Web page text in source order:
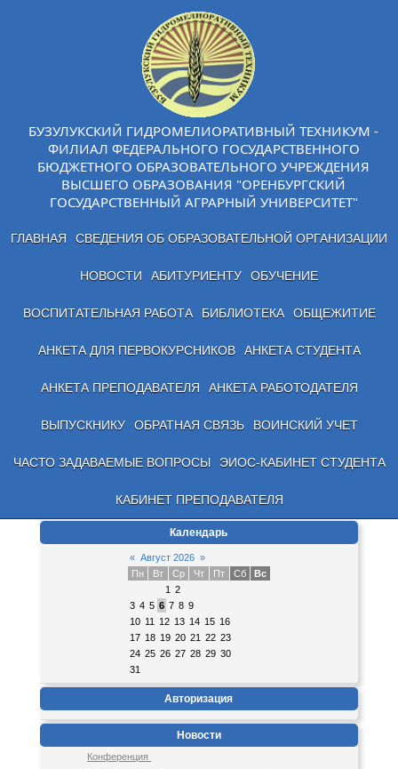
БУЗУЛУКСКИЙ ГИДРОМЕЛИОРАТИВНЫЙ ТЕХНИКУМ -
ФИЛИАЛ ФЕДЕРАЛЬНОГО ГОСУДАРСТВЕННОГО
БЮДЖЕТНОГО ОБРАЗОВАТЕЛЬНОГО УЧРЕЖДЕНИЯ
ВЫСШЕГО ОБРАЗОВАНИЯ "ОРЕНБУРГСКИЙ
ГОСУДАРСТВЕННЫЙ АГРАРНЫЙ УНИВЕРСИТЕТ"
ГЛАВНАЯ СВЕДЕНИЯ ОБ ОБРАЗОВАТЕЛЬНОЙ ОРГАНИЗАЦИИ
НОВОСТИ АБИТУРИЕНТУ ОБУЧЕНИЕ
ВОСПИТАТЕЛЬНАЯ РАБОТА БИБЛИОТЕКА ОБЩЕЖИТИЕ
АНКЕТА ДЛЯ ПЕРВОКУРСНИКОВ АНКЕТА СТУДЕНТА
АНКЕТА ПРЕПОДАВАТЕЛЯ АНКЕТА РАБОТОДАТЕЛЯ
ВЫПУСКНИКУ ОБРАТНАЯ СВЯЗЬ ВОИНСКИЙ УЧЕТ
ЧАСТО ЗАДАВАЕМЫЕ ВОПРОСЫ ЭИОС-КАБИНЕТ СТУДЕНТА
КАБИНЕТ ПРЕПОДАВАТЕЛЯ
Календарь
« Август 2026 »
Пн
Вт Ср Чт Пт Сб
Вс
1 2
3 4 5 6 7 8 9
10 11 12 13 14 15 16
17 18 19 20 21 22 23
24 25 26 27 28 29 30
31
Авторизация
Новости
Конференция